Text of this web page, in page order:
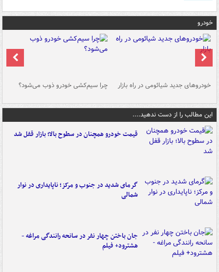
خودرو
خودروهای جدید شیائومی در راه بازار چرا سیم‌کشی خودرو ذوب می‌شود؟
این مطالب را از دست ندهید....
قیمت خودرو همچنان در سطوح بالا؛ بازار قفل شد
گرمای شدید در جنوب و مرکز؛ ناپایداری در نوار
شمالی
جان باختن چهار نفر در سانحه رانندگی مراغه -
هشترود+ فیلم